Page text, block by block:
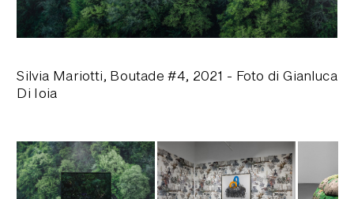
Silvia Mariotti, Boutade #4, 2021 - Foto di Gianluca
Di Ioia